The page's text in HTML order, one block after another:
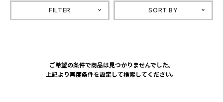
FILTER SORT BY
ご希望の条件で商品は見つかりませんでした。
上記より再度条件を設定して検索してください。